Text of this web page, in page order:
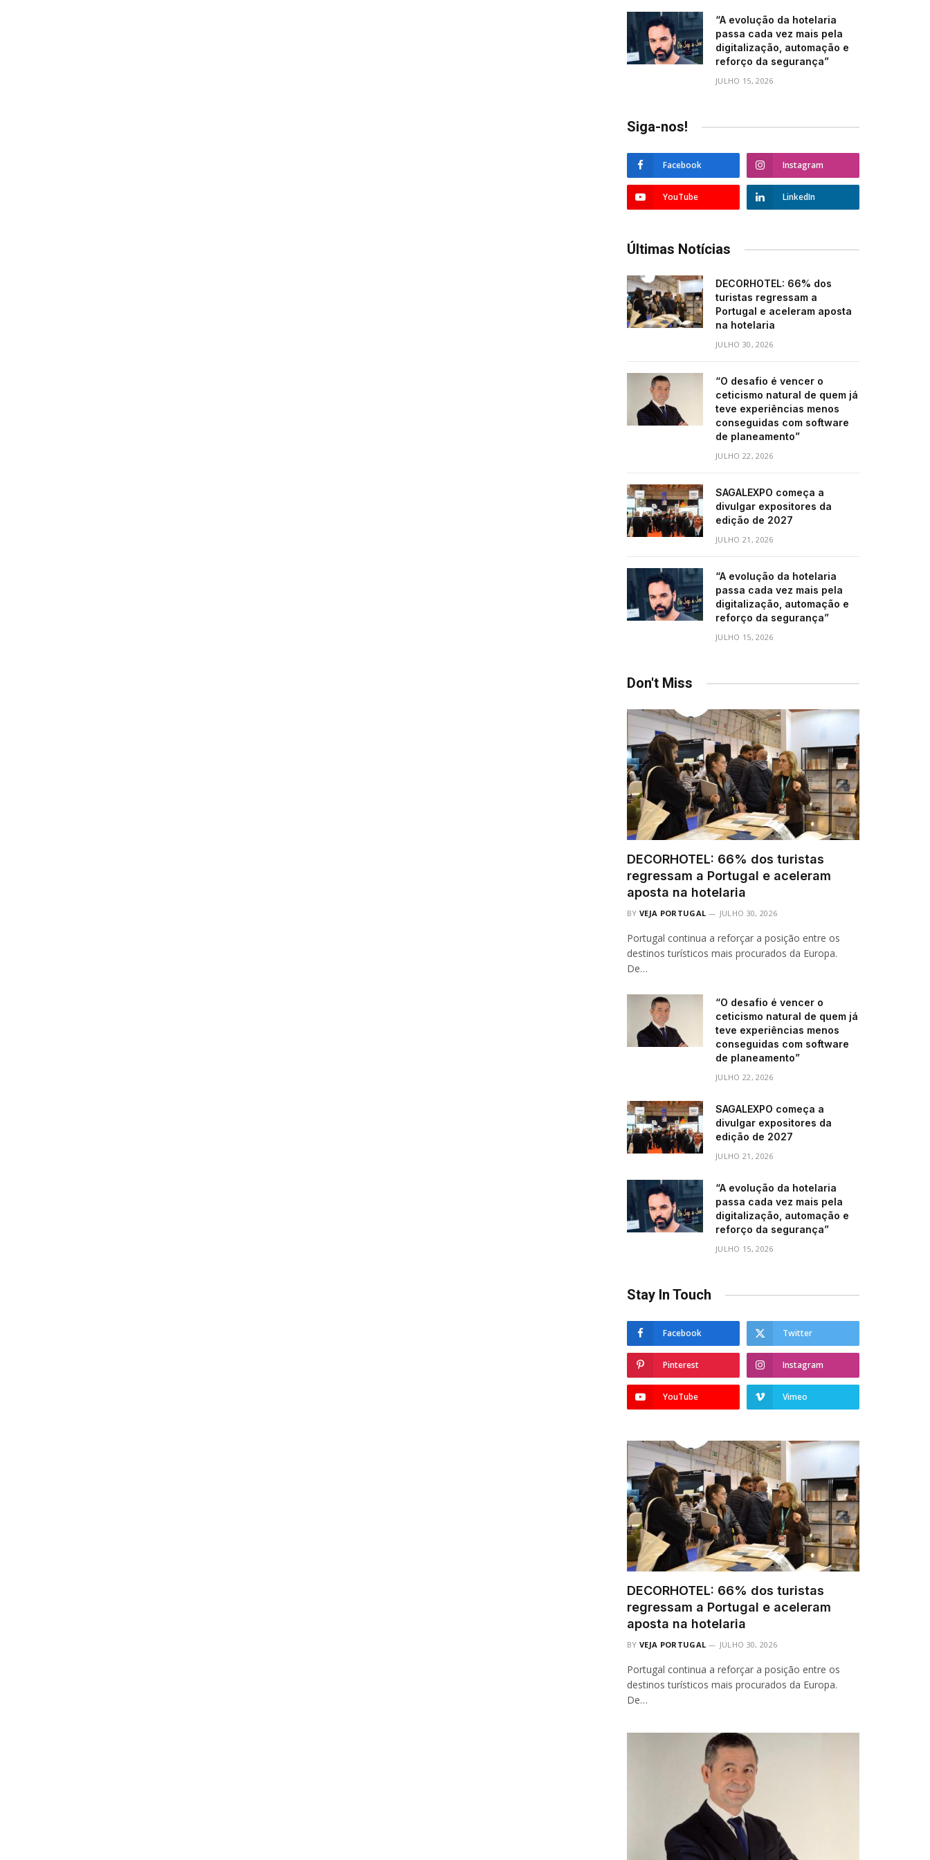
“A evolução da hotelaria
passa cada vez mais pela
digitalização, automação e
reforço da segurança”
JULHO 15, 2026
Siga-nos!
Facebook Instagram
YouTube LinkedIn
Últimas Notícias
DECORHOTEL: 66% dos
turistas regressam a
Portugal e aceleram aposta
na hotelaria
JULHO 30, 2026
“O desafio é vencer o
ceticismo natural de quem já
teve experiências menos
conseguidas com software
de planeamento”
JULHO 22, 2026
SAGALEXPO começa a
divulgar expositores da
edição de 2027
JULHO 21, 2026
“A evolução da hotelaria
passa cada vez mais pela
digitalização, automação e
reforço da segurança”
JULHO 15, 2026
Don't Miss
DECORHOTEL: 66% dos turistas
regressam a Portugal e aceleram
aposta na hotelaria
BY VEJA PORTUGAL JULHO 30, 2026
Portugal continua a reforçar a posição entre os
destinos turísticos mais procurados da Europa.
De…
“O desafio é vencer o
ceticismo natural de quem já
teve experiências menos
conseguidas com software
de planeamento”
JULHO 22, 2026
SAGALEXPO começa a
divulgar expositores da
edição de 2027
JULHO 21, 2026
“A evolução da hotelaria
passa cada vez mais pela
digitalização, automação e
reforço da segurança”
JULHO 15, 2026
Stay In Touch
Facebook Twitter
Pinterest Instagram
YouTube Vimeo
DECORHOTEL: 66% dos turistas
regressam a Portugal e aceleram
aposta na hotelaria
BY VEJA PORTUGAL JULHO 30, 2026
Portugal continua a reforçar a posição entre os
destinos turísticos mais procurados da Europa.
De…